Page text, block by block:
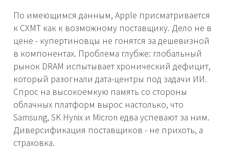
По имеющимся данным, Apple присматривается
к CXMT как к возможному поставщику. Дело не в
цене - купертиновцы не гонятся за дешевизной
в компонентах. Проблема глубже: глобальный
рынок DRAM испытывает хронический дефицит,
который разогнали дата-центры под задачи ИИ.
Спрос на высокоёмкую память со стороны
облачных платформ вырос настолько, что
Samsung, SK Hynix и Micron едва успевают за ним.
Диверсификация поставщиков - не прихоть, а
страховка.